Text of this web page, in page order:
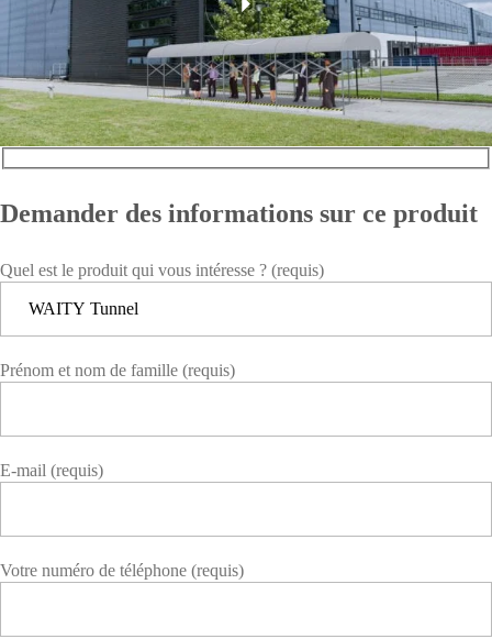
Demander des informations sur ce produit
Quel est le produit qui vous intéresse ? (requis)
Prénom et nom de famille (requis)
E-mail (requis)
Votre numéro de téléphone (requis)